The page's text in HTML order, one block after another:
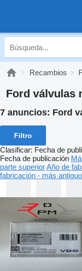
Recambios
Ford válvulas
7 anuncios: Ford
Filtro
Clasificar: Fecha de
Fecha de publicación
parte superiorAño de
fabricación - más